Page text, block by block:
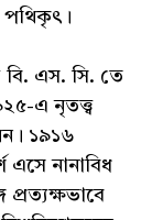
পথিকৃৎ।
বি. এস. সি. তে
এ নৃতত্ত্ব
১৯১৬
এসে নানাবিধ
প্রত্যক্ষভাবে